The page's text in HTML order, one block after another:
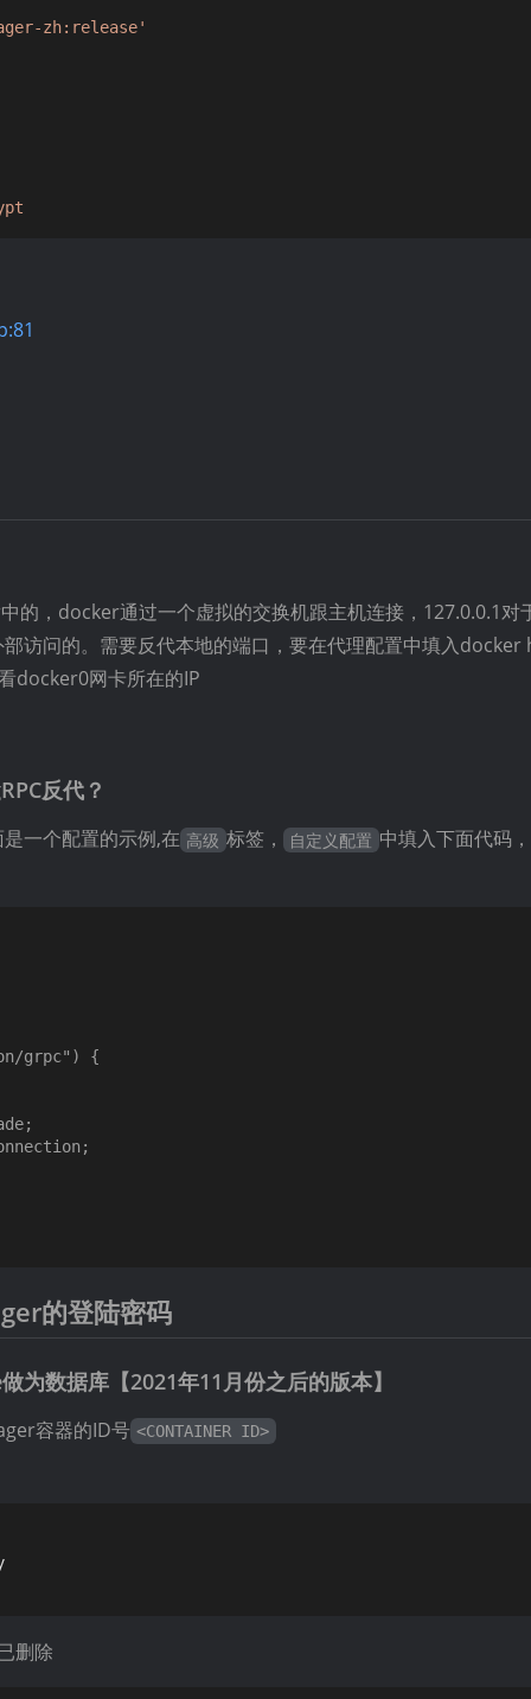
zh:release'
的，docker通过一个虚拟的交换机跟主机连接，127.0.0.1对
访问的。需要反代本地的端口，要在代理配置中填入docker
docker0网卡所在的IP
反代？
一个配置的示例,在 高级 标签， 自定义配置 中填入下面代码
grpc") {
的登陆密码
数据库【2021年11月份之后的版本】
容器的ID号 <CONTAINER ID>
删除